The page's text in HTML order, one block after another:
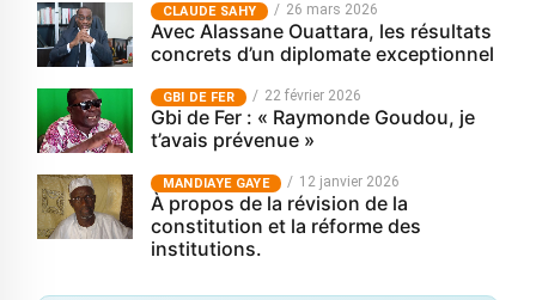
CLAUDE SAHY 26 mars 2026
Avec Alassane Ouattara, les résultats
concrets d’un diplomate exceptionnel
GBI DE FER 22 février 2026
Gbi de Fer : « Raymonde Goudou, je
t’avais prévenue »
MANDIAYE GAYE 12 janvier 2026
À propos de la révision de la
constitution et la réforme des
institutions.